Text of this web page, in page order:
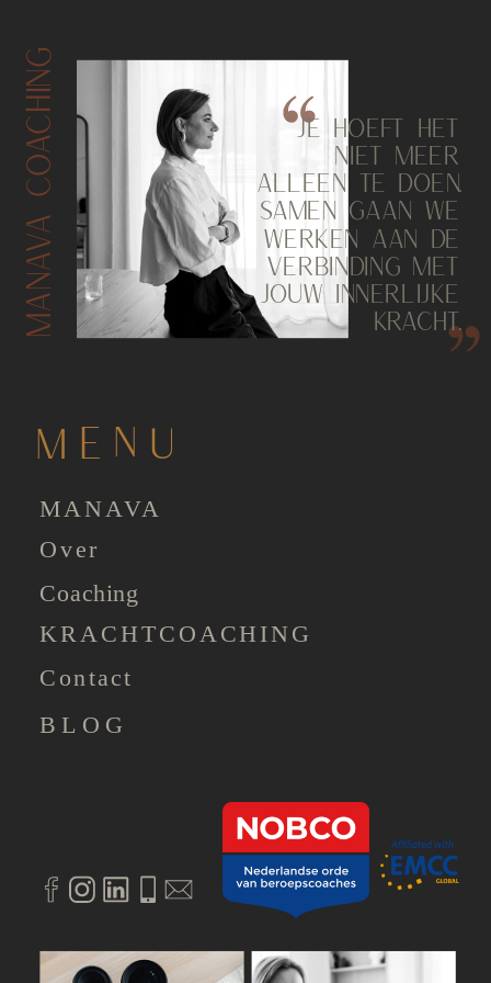
BLOG
KRACHTCOACHING
Contact
Coaching
Over
MANAVA
MENU
MANAVA COACHING
JE HOEFT HET
NIET MEER
ALLEEN TE DOEN.
SAMEN GAAN WE
WERKEN AAN DE
VERBINDING MET
JOUW INNERLIJKE
KRACHT.